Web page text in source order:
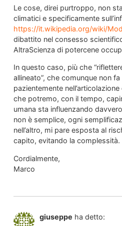
Le cose, direi purtroppo, non
climatici e specificamente
https://it.wikipedia.org/wiki/
dibattito nel consesso
AltraScienza di potercene
In questo caso, più che
allineato”, che comunque non
pazientemente
che potremo, con il tempo,
umana sta influenzando
non è semplice, ogni
nell’altro, mi pare esposta al
capito, evitando la complessità.
Cordialmente,
Marco
giuseppe ha detto: